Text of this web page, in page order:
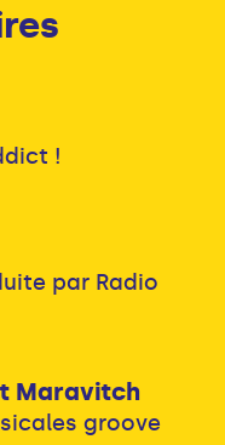
!
par Radio
Maravitch
groove